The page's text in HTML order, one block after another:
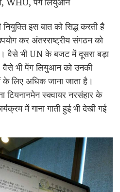
इस बात को सिद्ध करती है
कर अंतरराष्ट्रीय संगठन को
वैसे भी UN के बजट में दूसरा बड़ा
वैसे भी पेंग लियुआन को उनकी
लिए अधिक जाना जाता है।
टियनानमेन स्क्वायर नरसंहार के
में गाना गाती हुई भी देखी गई